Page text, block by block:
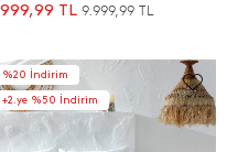
TL 9.999,99 TL
%20 İndirim
+2.ye %50 İndirim